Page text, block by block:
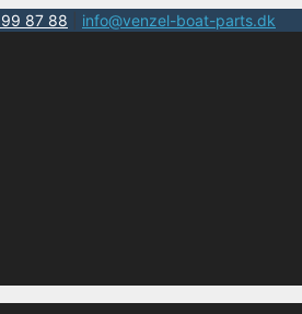
87 88 info@venzel-boat-parts.dk